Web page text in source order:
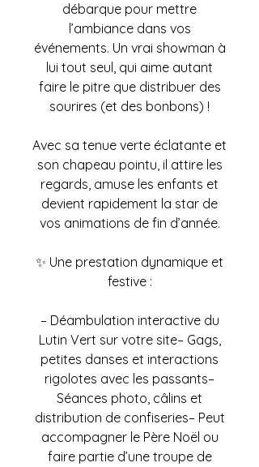
débarque pour mettre
l’ambiance dans vos
événements. Un vrai showman à
lui tout seul, qui aime autant
faire le pitre que distribuer des
sourires (et des bonbons) !
Avec sa tenue verte éclatante et
son chapeau pointu, il attire les
regards, amuse les enfants et
devient rapidement la star de
vos animations de fin d’année.
✨ Une prestation dynamique et
festive :
– Déambulation interactive du
Lutin Vert sur votre site– Gags,
petites danses et interactions
rigolotes avec les passants–
Séances photo, câlins et
distribution de confiseries– Peut
accompagner le Père Noël ou
faire partie d’une troupe de